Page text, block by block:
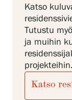
Katso
Tutustu
ja muihin
projekteihin.
Katso